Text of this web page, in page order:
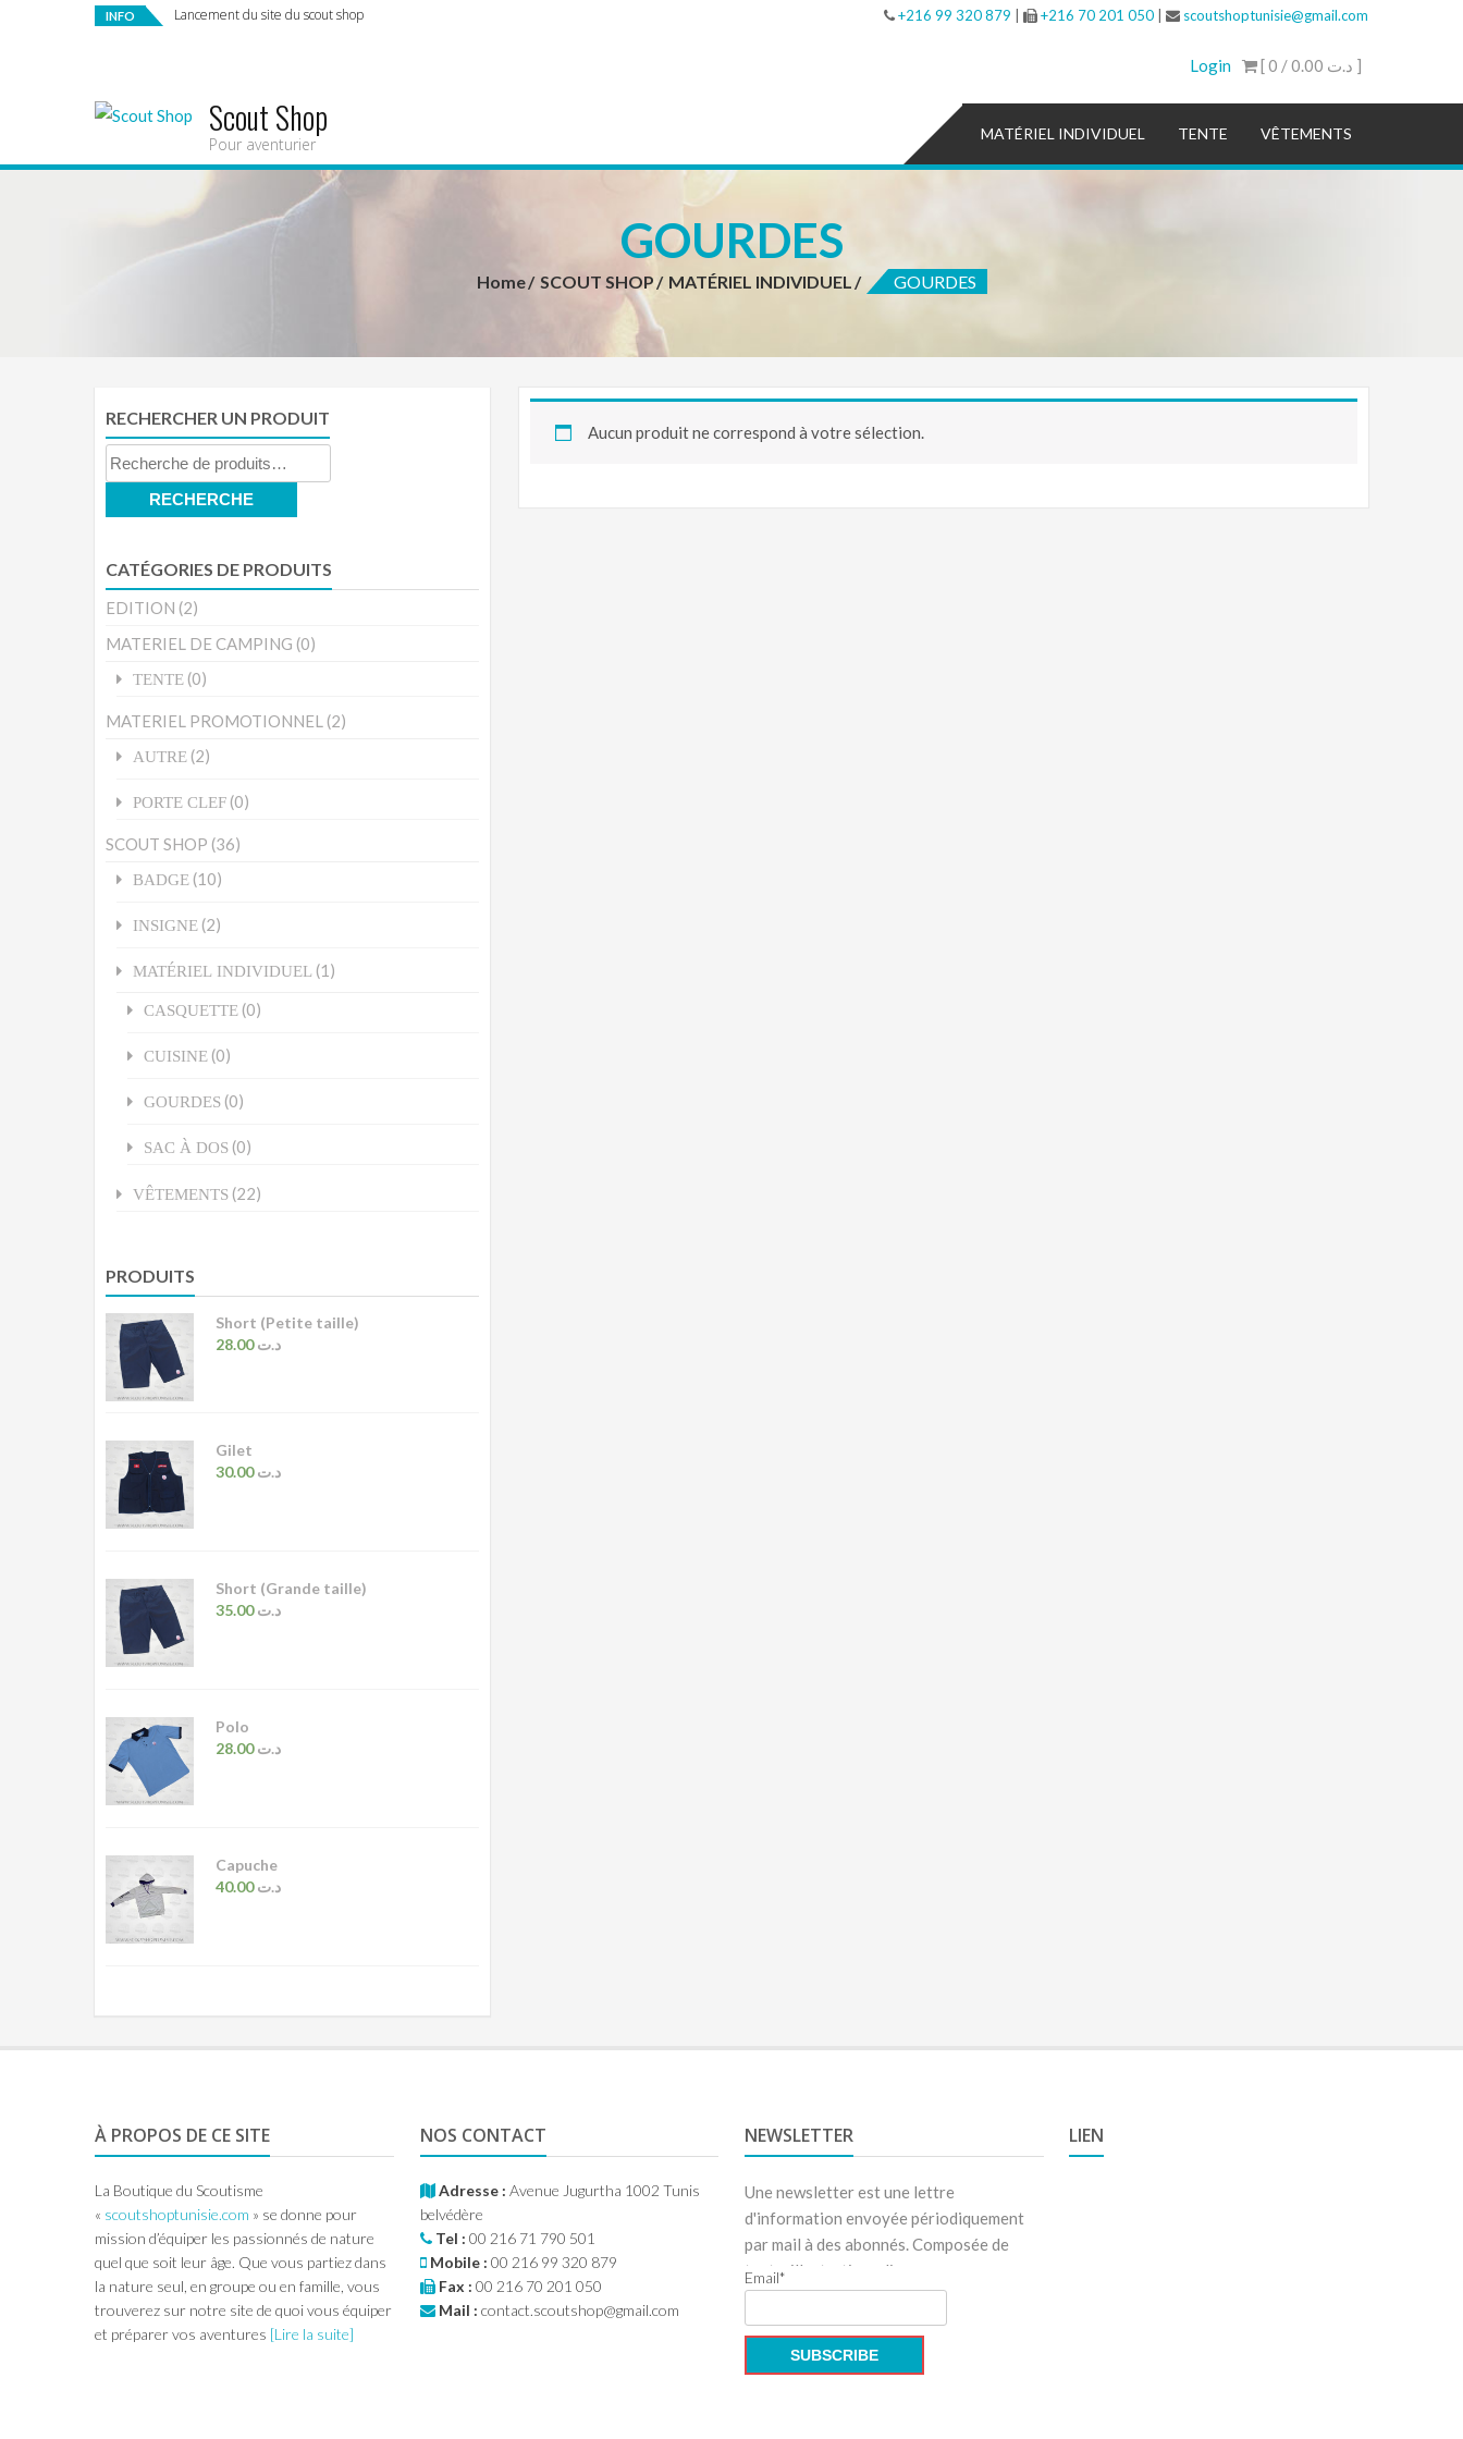
INFO Lancement du site du scout shop +216 99 320 879 +216 70 201 050 scoutshoptunisie@gmail.com
[ 0 / 0.00 د.ت ]
Login
Scout Shop
Pour aventurier
MATÉRIEL INDIVIDUEL TENTE VÊTEMENTS
GOURDES
Home SCOUT SHOP MATÉRIEL INDIVIDUEL GOURDES
Aucun produit ne correspond à votre sélection.
RECHERCHER UN PRODUIT
Recherche
pour :
RECHERCHE
CATÉGORIES DE PRODUITS
EDITION (2)
MATERIEL DE CAMPING (0)
TENTE (0)
MATERIEL PROMOTIONNEL (2)
AUTRE (2)
PORTE CLEF (0)
SCOUT SHOP (36)
BADGE (10)
INSIGNE (2)
MATÉRIEL INDIVIDUEL (1)
CASQUETTE (0)
CUISINE (0)
GOURDES (0)
SAC À DOS (0)
VÊTEMENTS (22)
PRODUITS
Short (Petite taille)
28.00د.ت
Gilet
30.00د.ت
Short (Grande taille)
35.00د.ت
Polo
28.00د.ت
Capuche
40.00د.ت
À PROPOS DE CE SITE
La Boutique du Scoutisme
« scoutshoptunisie.com » se donne pour
mission d’équiper les passionnés de nature
quel que soit leur âge. Que vous partiez dans
la nature seul, en groupe ou en famille, vous
trouverez sur notre site de quoi vous équiper
et préparer vos aventures [Lire la suite]
NOS CONTACT
Adresse : Avenue Jugurtha 1002 Tunis
belvédère
Tel : 00 216 71 790 501
Mobile : 00 216 99 320 879
Fax : 00 216 70 201 050
Mail : contact.scoutshop@gmail.com
NEWSLETTER
Une newsletter est une lettre
d'information envoyée périodiquement
par mail à des abonnés. Composée de
texte, illustrations, liens renvoya
Email*
LIEN